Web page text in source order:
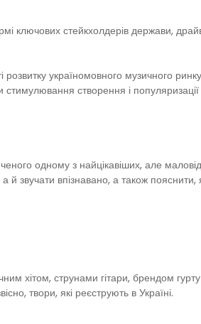
ключових стейкхолдерів держави,
україномовного музичного
створення і популяризації
одному з найцікавіших, але
звучати впізнавано, а також пояснити,
хітом, струнами гітари, брендом
твори, які реєструють в Україні.